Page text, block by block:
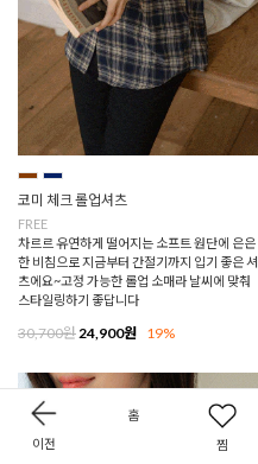
이전
홈
찜
코미 체크 롤업셔츠
FREE
차르르 유연하게 떨어지는 소프트 원단에 은은
한 비침으로 지금부터 간절기까지 입기 좋은 셔
츠에요~고정 가능한 롤업 소매라 날씨에 맞춰
스타일링하기 좋답니다
30,700원 24,900원 19%